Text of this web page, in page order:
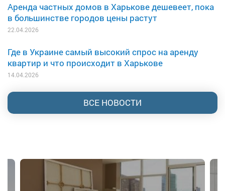
Аренда частных домов в Харькове дешевеет, пока
в большинстве городов цены растут
22.04.2026
Где в Украине самый высокий спрос на аренду
квартир и что происходит в Харькове
14.04.2026
ВСЕ НОВОСТИ